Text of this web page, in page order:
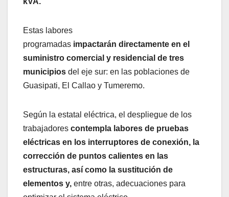
Estas labores
programadas impactarán directamente en el
suministro comercial y residencial de tres
municipios del eje sur: en las poblaciones de
Guasipati, El Callao y Tumeremo.
Según la estatal eléctrica, el despliegue de los
trabajadores contempla labores de pruebas
eléctricas en los interruptores de conexión, la
corrección de puntos calientes en las
estructuras, así como la sustitución de
elementos y, entre otras, adecuaciones para